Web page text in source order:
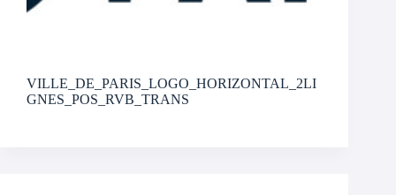
VILLE_DE_PARIS_LOGO_HORIZONTAL_2LI
GNES_POS_RVB_TRANS